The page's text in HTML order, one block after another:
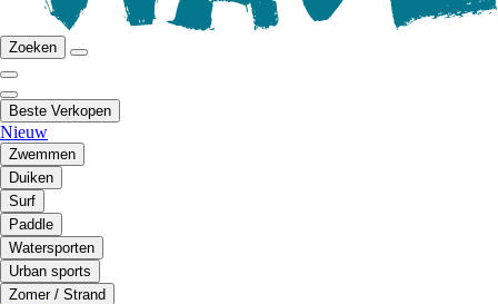
Zoeken
Beste Verkopen
Nieuw
Zwemmen
Duiken
Surf
Paddle
Watersporten
Urban sports
Zomer / Strand